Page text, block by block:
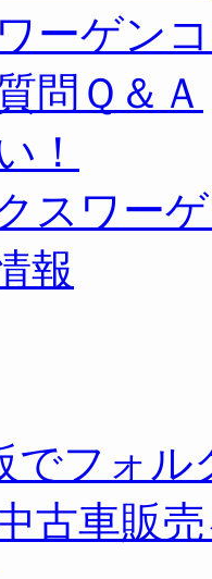
ーゲン
問Ｑ＆Ａ
！
スワー
報